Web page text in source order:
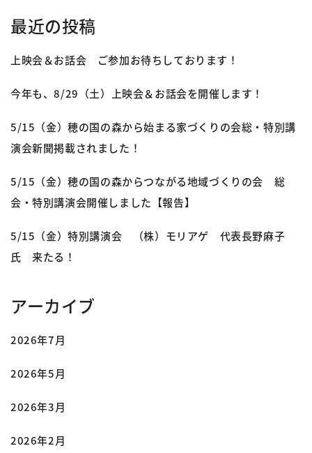
最近の投稿
上映会＆お話会 ご参加お待ちしております！
今年も、8/29（土）上映会＆お話会を開催します！
5/15（金）穂の国の森から始まる家づくりの会総・特別講
演会新聞掲載されました！
5/15（金）穂の国の森からつながる地域づくりの会 総
会・特別講演会開催しました【報告】
5/15（金）特別講演会 （株）モリアゲ 代表長野麻子
氏 来たる！
アーカイブ
2026年7月
2026年5月
2026年3月
2026年2月